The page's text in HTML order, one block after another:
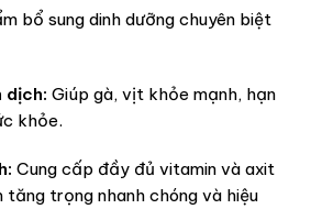
bổ sung dinh dưỡng chuyên biệt
dịch: Giúp gà, vịt khỏe mạnh, hạn
khỏe.
Cung cấp đầy đủ vitamin và axit
tăng trọng nhanh chóng và hiệu